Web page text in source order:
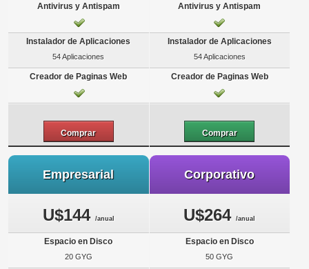
54 Aplicaciones
Comprar
54 Aplicaciones
Comprar
Empresarial
U$144 /anual
20 GYG
Corporativo
U$264/anual
50 GYG